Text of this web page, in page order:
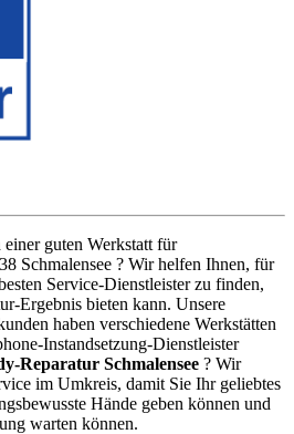
einer guten Werkstatt für
Schmalensee ? Wir helfen Ihnen, für
Service-Dienstleister zu finden,
Ergebnis bieten kann. Unsere
haben verschiedene Werkstätten
Instandsetzung-Dienstleister
Reparatur Schmalensee ? Wir
im Umkreis, damit Sie Ihr geliebtes
Hände geben können und
warten können.